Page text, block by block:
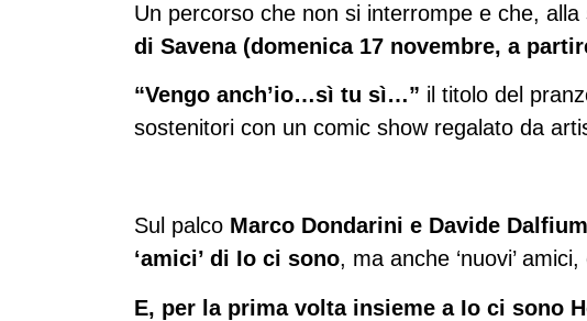
Un percorso che non si interrompe e che,
di Savena (domenica 17 novembre, a
“Vengo anch’io…sì tu sì…” il titolo del
sostenitori con un comic show regalato da
Sul palco Marco Dondarini e Davide
‘amici’ di Io ci sono, ma anche ‘nuovi’
E, per la prima volta insieme a Io ci sono